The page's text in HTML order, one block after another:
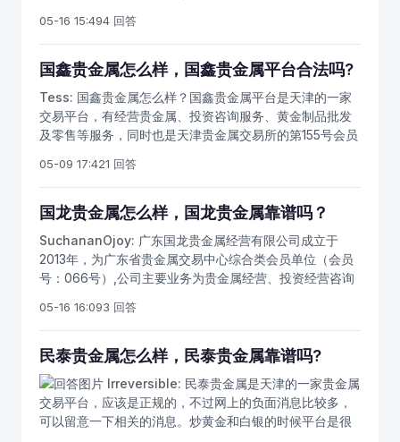
不计其数，而且大部分都是正规合法的，很靠谱。
05-16 15:494 回答
国鑫贵金属怎么样，国鑫贵金属平台合法吗?
Tess: 国鑫贵金属怎么样？国鑫贵金属平台是天津的一家
交易平台，有经营贵金属、投资咨询服务、黄金制品批发
及零售等服务，同时也是天津贵金属交易所的第155号会员
政府机构监察的，你可以看看国鑫贵金属平台的账户资金
流向是怎么样的。
05-09 17:421 回答
国龙贵金属怎么样，国龙贵金属靠谱吗？
SuchananOjoy: 广东国龙贵金属经营有限公司成立于
2013年，为广东省贵金属交易中心综合类会员单位（会员
号：066号）,公司主要业务为贵金属经营、投资经营咨询
过网上也是有国龙贵金属的负面消息，要注意对平台的资
质和服务进行考察。
05-16 16:093 回答
民泰贵金属怎么样，民泰贵金属靠谱吗?
Irreversible: 民泰贵金属是天津的一家贵金属
交易平台，应该是正规的，不过网上的负面消息比较多，
可以留意一下相关的消息。炒黄金和白银的时候平台是很